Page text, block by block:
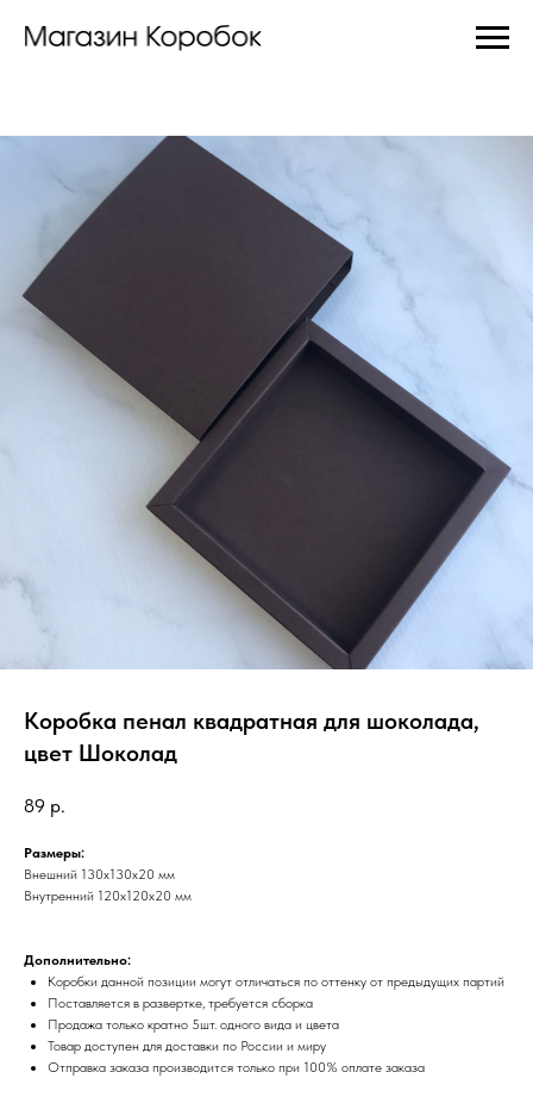
Коробка пенал квадратная для шоколада,
цвет Шоколад
89 р.
Размеры:
Внешний 130х130х20 мм
Внутренний 120х120х20 мм
Дополнительно:
Коробки данной позиции могут отличаться по оттенку от предыдущих партий
Поставляется в развертке, требуется сборка
Продажа только кратно 5шт. одного вида и цвета
Товар доступен для доставки по России и миру
​Отправка заказа производится только при 100% оплате заказа